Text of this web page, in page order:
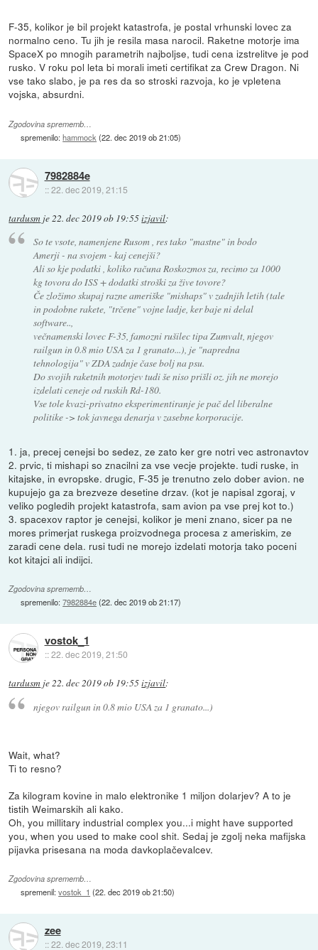
F-35, kolikor je bil projekt katastrofa, je postal vrhunski lovec za
normalno ceno. Tu jih je resila masa narocil. Raketne motorje ima
SpaceX po mnogih parametrih najboljse, tudi cena izstrelitve je pod
rusko. V roku pol leta bi morali imeti certifikat za Crew Dragon. Ni
vse tako slabo, je pa res da so stroski razvoja, ko je vpletena
vojska, absurdni.
Zgodovina sprememb…
spremenilo:hammock (22. dec 2019 ob 21:05)
7982884e
::22. dec 2019, 21:15
tardusm je 22. dec 2019 ob 19:55izjavil:
So te vsote, namenjene Rusom , res tako "mastne" in bodo
Amerji - na svojem - kaj cenejši?
Ali so kje podatki , koliko računa Roskozmos za, recimo za 1000
kg tovora do ISS + dodatki stroški za žive tovore?
Če zložimo skupaj razne ameriške "mishaps" v zadnjih letih (tale
in podobne rakete, "trčene" vojne ladje, ker baje ni delal
software..,
večnamenski lovec F-35, famozni rušilec tipa Zumvalt, njegov
railgun in 0.8 mio USA za 1 granato...), je "napredna
tehnologija" v ZDA zadnje čase bolj na psu.
Do svojih raketnih motorjev tudi še niso prišli oz. jih ne morejo
izdelati ceneje od ruskih Rd-180.
Vse tole kvazi-privatno eksperimentiranje je pač del liberalne
politike -> tok javnega denarja v zasebne korporacije.
1. ja, precej cenejsi bo sedez, ze zato ker gre notri vec astronavtov
2. prvic, ti mishapi so znacilni za vse vecje projekte. tudi ruske, in
kitajske, in evropske. drugic, F-35 je trenutno zelo dober avion. ne
kupujejo ga za brezveze desetine drzav. (kot je napisal zgoraj, v
veliko pogledih projekt katastrofa, sam avion pa vse prej kot to.)
3. spacexov raptor je cenejsi, kolikor je meni znano, sicer pa ne
mores primerjat ruskega proizvodnega procesa z ameriskim, ze
zaradi cene dela. rusi tudi ne morejo izdelati motorja tako poceni
kot kitajci ali indijci.
Zgodovina sprememb…
spremenilo:7982884e(22. dec 2019 ob 21:17)
vostok_1
::22. dec 2019, 21:50
tardusm je22. dec 2019 ob 19:55izjavil:
njegov railgun in 0.8 mio USA za 1 granato...)
Wait, what?
Ti to resno?
Za kilogram kovine in malo elektronike 1 miljon dolarjev? A to je
tistih Weimarskih ali kako.
Oh, you millitary industrial complex you...i might have supported
you, when you used to make cool shit. Sedaj je zgolj neka mafijska
pijavka prisesana na moda davkoplačevalcev.
Zgodovina sprememb…
spremenil:vostok_1 (22. dec 2019 ob 21:50)
zee
::22. dec 2019, 23:11